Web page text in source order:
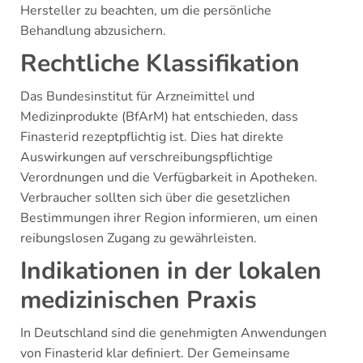
Hersteller zu beachten, um die persönliche
Behandlung abzusichern.
Rechtliche Klassifikation
Das Bundesinstitut für Arzneimittel und
Medizinprodukte (BfArM) hat entschieden, dass
Finasterid rezeptpflichtig ist. Dies hat direkte
Auswirkungen auf verschreibungspflichtige
Verordnungen und die Verfügbarkeit in Apotheken.
Verbraucher sollten sich über die gesetzlichen
Bestimmungen ihrer Region informieren, um einen
reibungslosen Zugang zu gewährleisten.
Indikationen in der lokalen
medizinischen Praxis
In Deutschland sind die genehmigten Anwendungen
von Finasterid klar definiert. Der Gemeinsame